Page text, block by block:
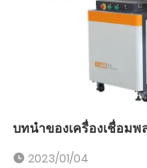
บทนำของเครื่องเชื่อม
2023/01/04